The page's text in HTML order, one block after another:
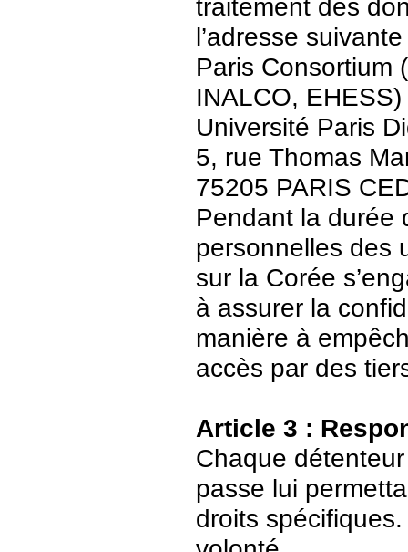
traitement des
l’adresse
Paris Consortium
INALCO, EHESS)
Université Paris
5, rue Thomas
75205 PARIS
Pendant la durée
personnelles des
sur la Corée
à assurer la
manière à
accès par des
Article 3 :
Chaque
passe lui
droits